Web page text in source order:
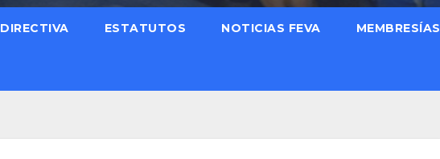
DIRECTIVA ESTATUTOS NOTICIAS FEVA MEMBRESÍAS